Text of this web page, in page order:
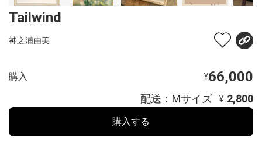
Tailwind
神之浦由美
購入 ¥66,000
配送：Mサイズ ¥ 2,800
購入する